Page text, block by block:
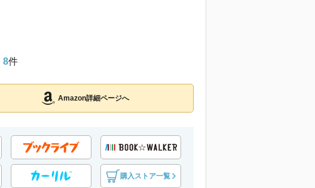
8件
Amazon詳細ページへ
購入ストア一覧